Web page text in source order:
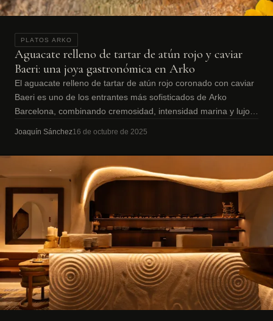
PLATOS ARKO
Aguacate relleno de tartar de atún rojo y caviar
Baeri: una joya gastronómica en Arko
El aguacate relleno de tartar de atún rojo coronado con caviar
Baeri es uno de los entrantes más sofisticados de Arko
Barcelona, combinando cremosidad, intensidad marina y lujo
Joaquín Sánchez16 de octubre de 2025